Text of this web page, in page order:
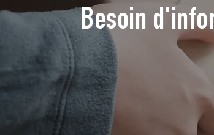
Besoin